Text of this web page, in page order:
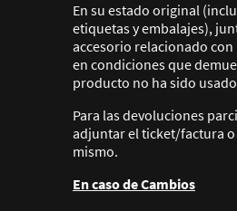
En su estado original
etiquetas y embalajes),
accesorio relacionado con
en condiciones que
producto no ha sido
Para las devoluciones
adjuntar el ticket/factura
mismo.
En caso de Cambios